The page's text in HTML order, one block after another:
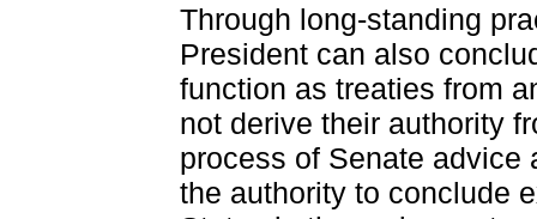
Through long-standing
President can also
function as treaties from
not derive their authority
process of Senate advice
the authority to conclude